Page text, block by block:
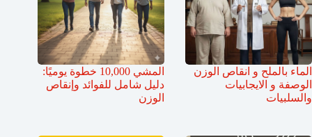
الماء بالملح و انقاص الوزن
الوصفة و الايجابيات
والسلبيات
المشي 10,000 خطوة يوميًا:
دليل شامل للفوائد وإنقاص
الوزن